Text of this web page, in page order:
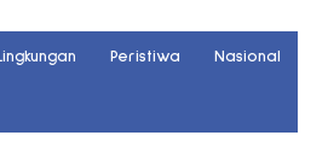
Lingkungan Peristiwa Nasional